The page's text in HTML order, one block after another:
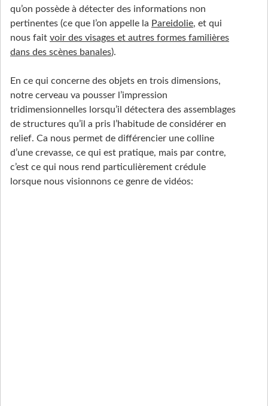
qu’on possède à détecter des informations non
pertinentes (ce que l’on appelle la Pareidolie, et qui
nous fait voir des visages et autres formes familières
dans des scènes banales).
En ce qui concerne des objets en trois dimensions,
notre cerveau va pousser l’impression
tridimensionnelles lorsqu’il détectera des assemblages
de structures qu’il a pris l’habitude de considérer en
relief. Ca nous permet de différencier une colline
d’une crevasse, ce qui est pratique, mais par contre,
c’est ce qui nous rend particulièrement crédule
lorsque nous visionnons ce genre de vidéos: